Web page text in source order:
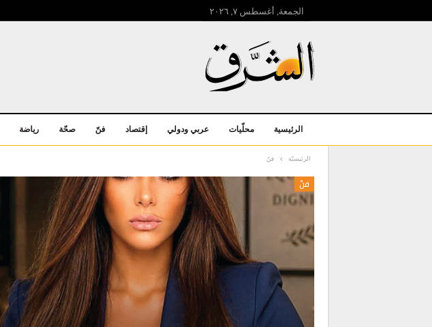
الجمعة, أغسطس ۷, ۲۰۲٦
الرئيسية محلّيات عربي ودولي إقتصاد فنّ صحّة رياضة
الرئيسيّة فنّ
فنّ